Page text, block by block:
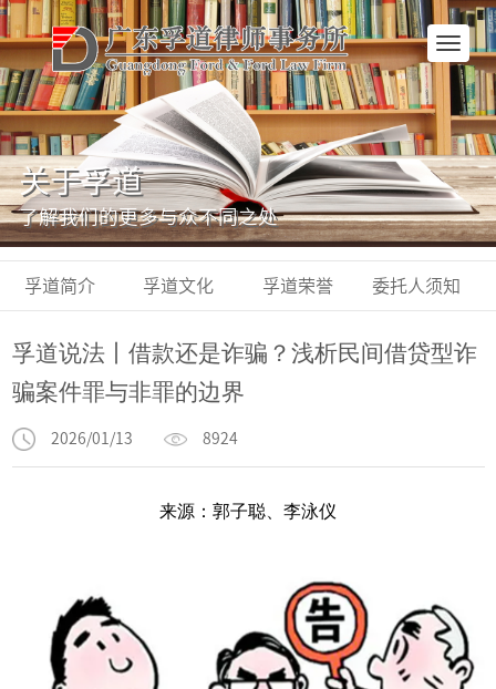
网
站
首
页
关于孚道
了解我们的更多与众不同之处
孚道简介 孚道文化 孚道荣誉 委托人须知
孚道说法丨借款还是诈骗？浅析民间借贷型诈
骗案件罪与非罪的边界
2026/01/13 8924
来源：郭子聪、李泳仪